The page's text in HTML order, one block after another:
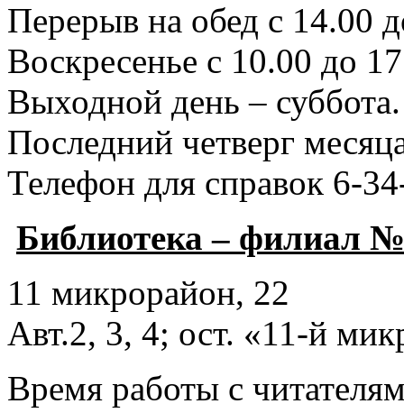
Перерыв на обед с 14.00
Воскресенье с 10.00 до
Выходной день – суббота.
Последний четверг
Телефон для справок 6-
Библиотека – филиал
11 микрорайон, 22
Авт.2, 3, 4; ост. «11-й
Время работы с